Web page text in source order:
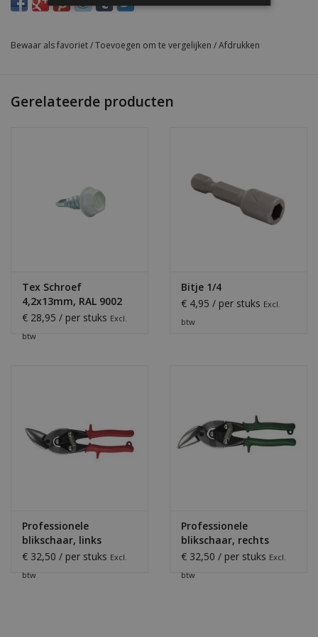
Bewaar als favoriet/Toevoegen om te vergelijken /Afdrukken
Gerelateerde producten
Tex Schroef
4,2x13mm, RAL 9002
Grijswit
€ 28,95 / per stuks Excl.
btw
Bitje 1/4
€ 4,95 / per stuks Excl.
btw
Professionele
blikschaar, links
€ 32,50 / per stuks Excl.
btw
Professionele
blikschaar, rechts
€ 32,50 / per stuks Excl.
btw